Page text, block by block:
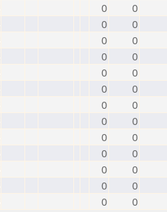
0
0
0
0
0
0
0
0
0
0
0
0
0
0
0
0
0
0
0
0
0
0
0
0
0 0